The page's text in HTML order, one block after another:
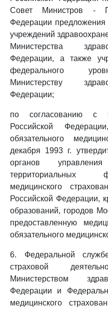
Совет Министров -
Федерации
учреждений
Министерства
Федерации, а также
федерального
Министерству
Федерации;
по согласованию с
Российской
обязательного
декабря 1993 г.
органов
территориальных
медицинского
Российской Федерации,
образований, городов
предоставленную
обязательного
6. Федеральной
страховой
Министерством
Федерации и
медицинского